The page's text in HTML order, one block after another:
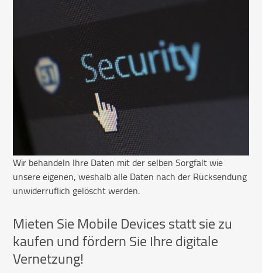
Wir behandeln Ihre Daten mit der selben Sorgfalt wie
unsere eigenen, weshalb alle Daten nach der Rücksendung
unwiderruflich gelöscht werden.
Mieten Sie Mobile Devices statt sie zu
kaufen und fördern Sie Ihre digitale
Vernetzung!